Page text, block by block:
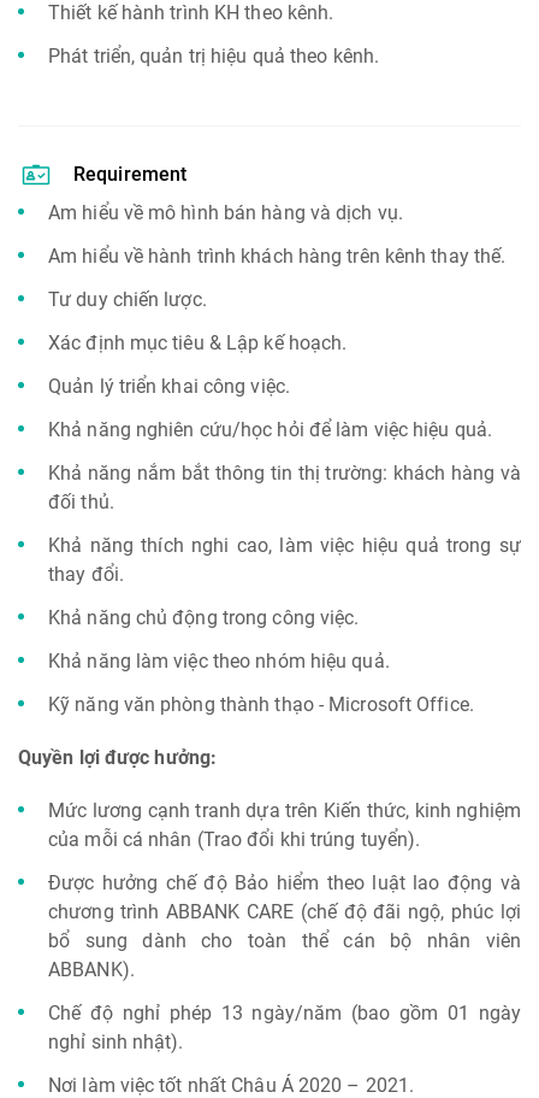
Thiết kế hành trình KH theo kênh.
Phát triển, quản trị hiệu quả theo kênh.
Requirement
​Am hiểu về mô hình bán hàng và dịch vụ.
Am hiểu về hành trình khách hàng trên kênh thay thế.
Tư duy chiến lược.
Xác định mục tiêu & Lập kế hoạch.
Quản lý triển khai công việc.
Khả năng nghiên cứu/học hỏi để làm việc hiệu quả.
Khả năng nắm bắt thông tin thị trường: khách hàng và
đối thủ.
Khả năng thích nghi cao, làm việc hiệu quả trong sự
thay đổi.
Khả năng chủ động trong công việc.
Khả năng làm việc theo nhóm hiệu quả.
Kỹ năng văn phòng thành thạo - Microsoft Office.
Quyền lợi được hưởng:
Mức lương cạnh tranh dựa trên Kiến thức, kinh nghiệm
của mỗi cá nhân (Trao đổi khi trúng tuyển).
Được hưởng chế độ Bảo hiểm theo luật lao động và
chương trình ABBANK CARE (chế độ đãi ngộ, phúc lợi
bổ sung dành cho toàn thể cán bộ nhân viên
ABBANK).
Chế độ nghỉ phép 13 ngày/năm (bao gồm 01 ngày
nghỉ sinh nhật).
Nơi làm việc tốt nhất Châu Á 2020 – 2021.